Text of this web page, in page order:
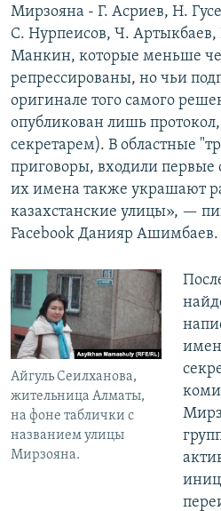
Мирзояна - Г. Асриев, Н.
С. Нурпеисов, Ч.
Манкин, которые меньше
репрессированы, но чьи
оригинале того самого
опубликован лишь
секретарем). В областные
приговоры, входили первые
их имена также украшают
казахстанские улицы», —
Facebook Данияр Ашимбаев.
Айгуль Сеилханова,
жительница Алматы,
на фоне таблички с
названием улицы
Мирзояна.